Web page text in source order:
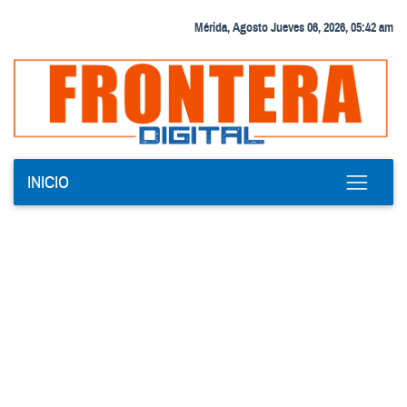
Mérida, Agosto Jueves 06, 2026, 05:42 am
INICIO